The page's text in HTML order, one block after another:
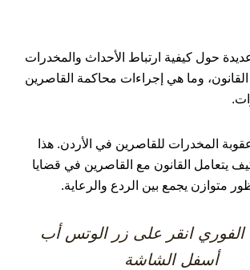
حول كيفية ارتباط الأحداث والمخدرات
وما هي إجراءات محاكمة القاصرين
المخدرات للقاصرين في الأردن. هذا
يتعامل القانون مع القاصرين في قضايا
متوازن يجمع بين الردع والرعاية.
الفوري انقر على زر الوتس أب
أسفل الشاشة